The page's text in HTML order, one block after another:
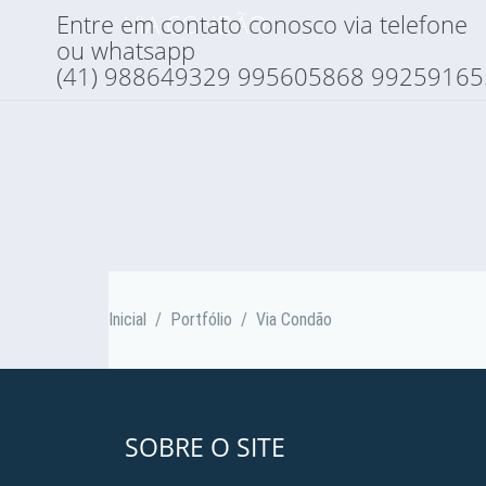
Entre em contato conosco via telefone
ou whatsapp
(41) 988649329 995605868
VIA CONDÃO
Inicial / Portfólio / Via Condão
SOBRE O SITE